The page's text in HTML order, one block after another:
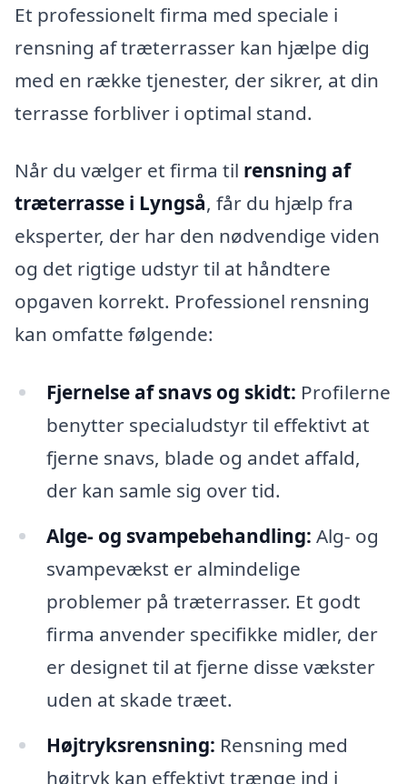
Et professionelt firma med speciale i
rensning af træterrasser kan hjælpe dig
med en række tjenester, der sikrer, at din
terrasse forbliver i optimal stand.
Når du vælger et firma til rensning af
træterrasse i Lyngså, får du hjælp fra
eksperter, der har den nødvendige viden
og det rigtige udstyr til at håndtere
opgaven korrekt. Professionel rensning
kan omfatte følgende:
Fjernelse af snavs og skidt: Profilerne
benytter specialudstyr til effektivt at
fjerne snavs, blade og andet affald,
der kan samle sig over tid.
Alge- og svampebehandling: Alg- og
svampevækst er almindelige
problemer på træterrasser. Et godt
firma anvender specifikke midler, der
er designet til at fjerne disse vækster
uden at skade træet.
Højtryksrensning: Rensning med
højtryk kan effektivt trænge ind i